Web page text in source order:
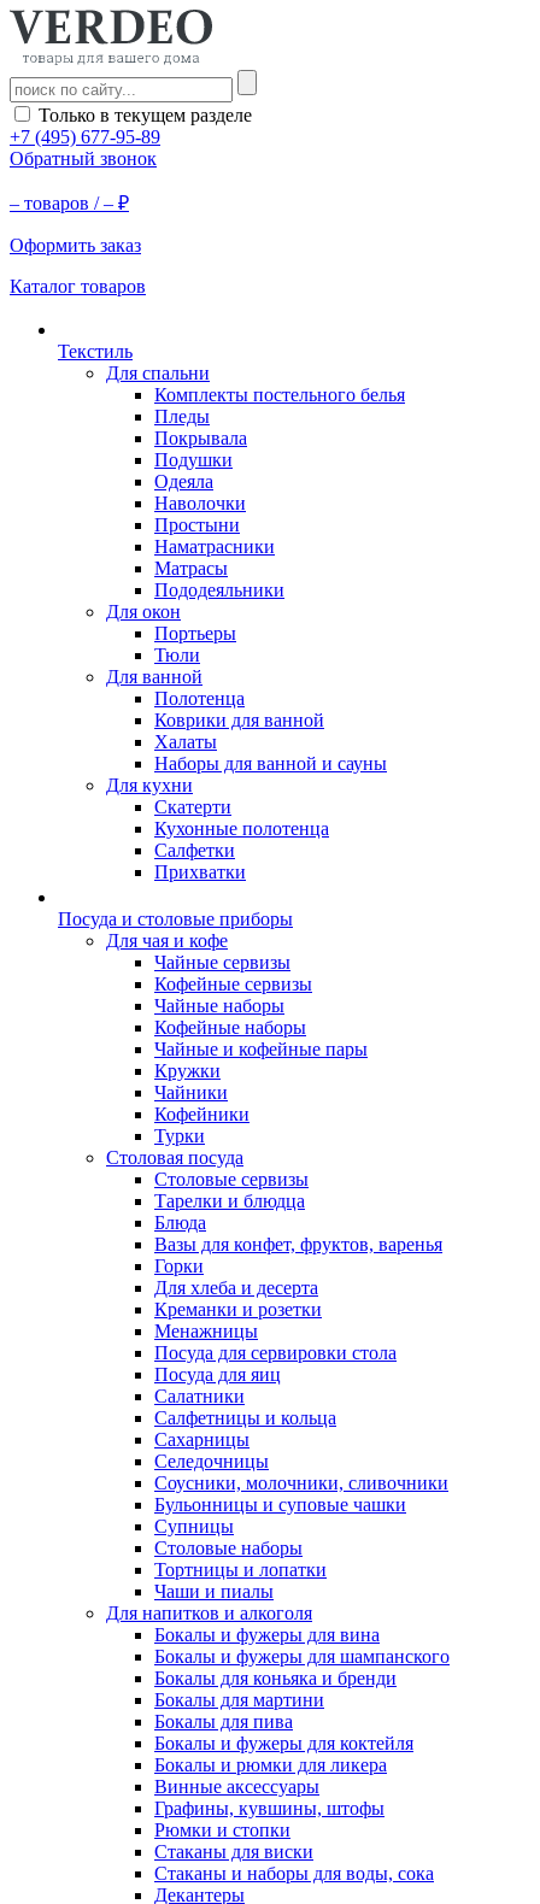
Только в текущем разделе
+7 (495) 677-95-89
Обратный звонок
– товаров /– ₽
Оформить заказ
Каталог товаров
Текстиль
Для спальни
Комплекты постельного белья
Пледы
Покрывала
Подушки
Одеяла
Наволочки
Простыни
Наматрасники
Матрасы
Пододеяльники
Для окон
Портьеры
Тюли
Для ванной
Полотенца
Коврики для ванной
Халаты
Наборы для ванной и сауны
Для кухни
Скатерти
Кухонные полотенца
Салфетки
Прихватки
Посуда и столовые приборы
Для чая и кофе
Чайные сервизы
Кофейные сервизы
Чайные наборы
Кофейные наборы
Чайные и кофейные пары
Кружки
Чайники
Кофейники
Турки
Столовая посуда
Столовые сервизы
Тарелки и блюдца
Блюда
Вазы для конфет, фруктов, варенья
Горки
Для хлеба и десерта
Креманки и розетки
Менажницы
Посуда для сервировки стола
Посуда для яиц
Салатники
Салфетницы и кольца
Сахарницы
Селедочницы
Соусники, молочники, сливочники
Бульонницы и суповые чашки
Супницы
Столовые наборы
Тортницы и лопатки
Чаши и пиалы
Для напитков и алкоголя
Бокалы и фужеры для вина
Бокалы и фужеры для шампанского
Бокалы для коньяка и бренди
Бокалы для мартини
Бокалы для пива
Бокалы и фужеры для коктейля
Бокалы и рюмки для ликера
Винные аксессуары
Графины, кувшины, штофы
Рюмки и стопки
Стаканы для виски
Стаканы и наборы для воды, сока
Декантеры